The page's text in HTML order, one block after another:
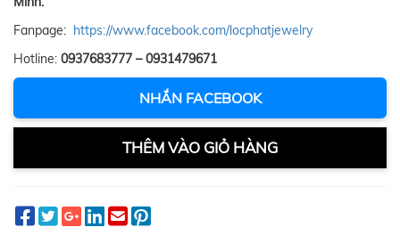
Fanpage: https://www.facebook.com/locphatjewelry
Hotline: 0937683777 – 0931479671
NHẮN FACEBOOK
THÊM VÀO GIỎ HÀNG